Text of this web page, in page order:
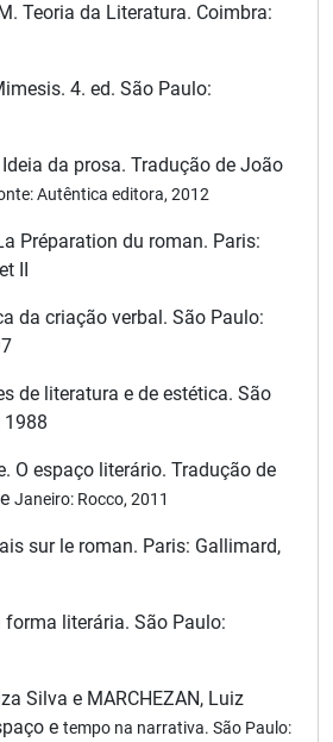
M. Teoria da Literatura. Coimbra:
4. ed. São Paulo:
da prosa. Tradução de João
Autêntica editora, 2012
Préparation du roman. Paris:
II
da criação verbal. São Paulo:
de literatura e de estética. São
1988
O espaço literário. Tradução de
Janeiro: Rocco, 2011
sur le roman. Paris: Gallimard,
forma literária. São Paulo:
Silva e MARCHEZAN, Luiz
e tempo na narrativa. São Paulo: